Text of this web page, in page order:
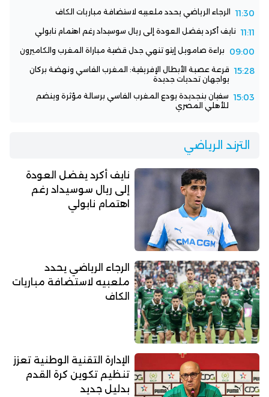
11:30 الرجاء الرياضي يحدد ملعبيه لاستضافة مباريات الكاف
11:11 نايف أكرد يفضل العودة إلى ريال سوسيداد رغم اهتمام نابولي
09:00 براءة صامويل إيتو تنهي جدل قضية مباراة المغرب والكاميرون
15:28 قرعة عصبة الأبطال الإفريقية: المغرب الفاسي ونهضة بركان
يواجهان تحديات جديدة
15:03 سفيان بنجديدة يودع المغرب الفاسي برسالة مؤثرة وينضم
للأهلي المصري
الترند الرياضي
نايف أكرد يفضل العودة
إلى ريال سوسيداد رغم
اهتمام نابولي
الرجاء الرياضي يحدد
ملعبيه لاستضافة مباريات
الكاف
الإدارة التقنية الوطنية تعزز
تنظيم تكوين كرة القدم
بدليل جديد